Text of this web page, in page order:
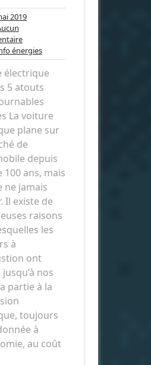
201921
Aucun
commentaire
énergiesinfo
énergies
électrique
5 atouts
La voiture
plane sur
de
depuis
100 ans, mais
ne jamais
Il existe de
raisons
les
à
ont
nos
partie à la
toujours
à
au coût